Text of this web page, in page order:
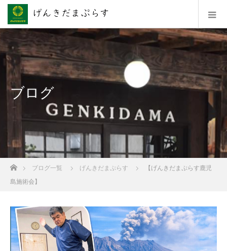
ブログ
ホームブログ一覧 げんきだまぷらす
【げんきだまぷらす鹿児
島施術会】